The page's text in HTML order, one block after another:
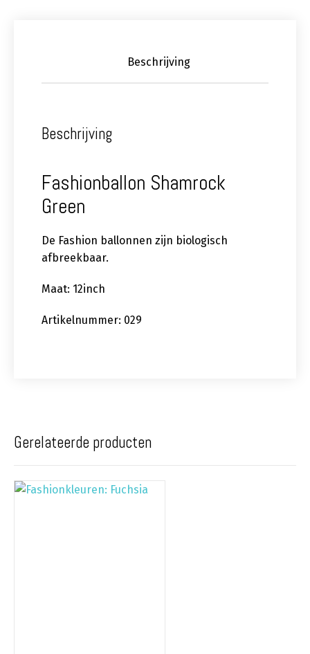
Beschrijving
Beschrijving
Fashionballon Shamrock
Green
De Fashion ballonnen zijn biologisch
afbreekbaar.
Maat: 12inch
Artikelnummer: 029
Gerelateerde producten